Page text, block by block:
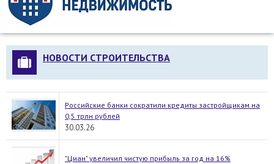
Стройка24
НОВОСТИ СТРОИТЕЛЬСТВА
Российские банки сократили кредиты застройщикам на
0,5 трлн рублей
30.03.26
"Циан" увеличил чистую прибыль за год на 16%